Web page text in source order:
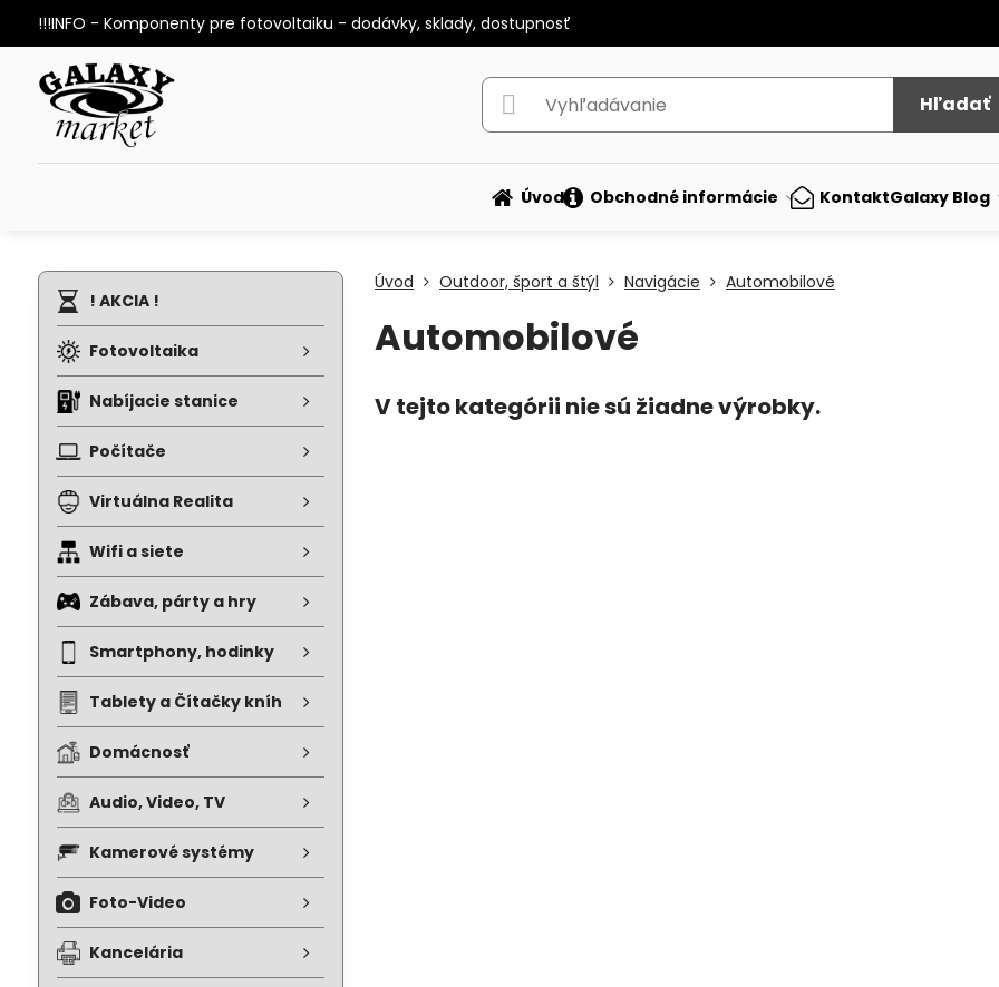
!!!INFO - Komponenty pre fotovoltaiku - dodávky, sklady, dostupnosť
Hľadať
Úvod Obchodné informácie KontaktGalaxy Blog
Úvod Outdoor, šport a štýl Navigácie Automobilové
Automobilové
! AKCIA !
Fotovoltaika
Nabíjacie stanice
Počítače
Virtuálna Realita
Wifi a siete
Zábava, párty a hry
Smartphony, hodinky
Tablety a Čítačky kníh
Domácnosť
Audio, Video, TV
Kamerové systémy
Foto-Video
Kancelária